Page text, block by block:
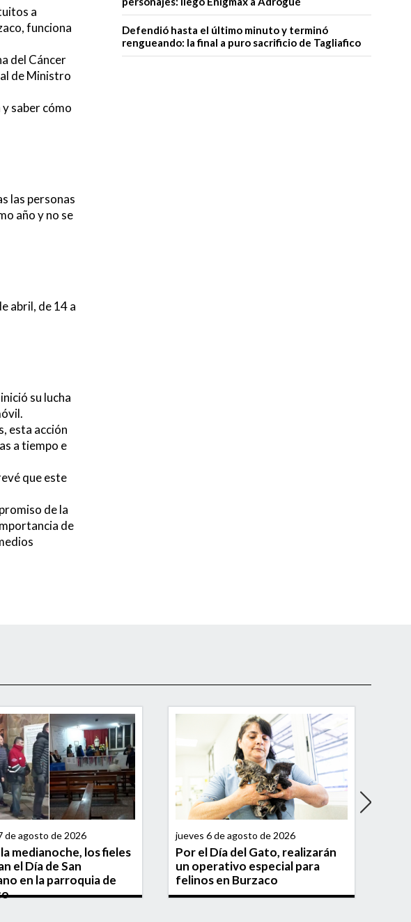
a
funciona
del Cáncer
de Ministro
saber cómo
las personas
año y no se
abril, de 14 a
su lucha
esta acción
a tiempo e
que este
de la
de
Defendió hasta el último minuto y terminó
rengueando: la final a puro sacrificio de Tagliafico
de agosto de 2026
medianoche, los fieles
el Día de San
en la parroquia de
jueves 6 de agosto de 2026
Por el Día del Gato, realizarán
un operativo especial para
felinos en Burzaco